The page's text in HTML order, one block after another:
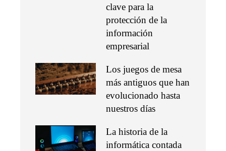
clave para la
protección de la
información
empresarial
Los juegos de mesa
más antiguos que han
evolucionado hasta
nuestros días
La historia de la
informática contada